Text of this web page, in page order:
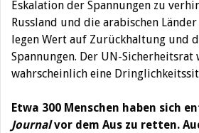
Eskalation der Spannungen zu
Russland und die arabischen
legen Wert auf Zurückhaltung und
Spannungen. Der UN-Sicherheitsrat
wahrscheinlich eine
Etwa 300 Menschen haben sich
Journalvor dem Aus zu retten.